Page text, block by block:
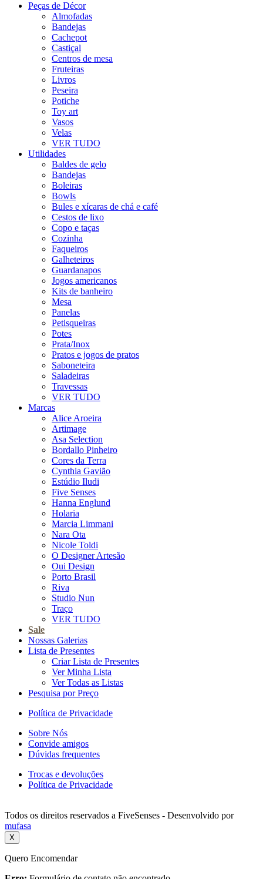
Peças de Décor
Almofadas
Bandejas
Cachepot
Castiçal
Centros de mesa
Fruteiras
Livros
Peseira
Potiche
Toy art
Vasos
Velas
VER TUDO
Utilidades
Baldes de gelo
Bandejas
Boleiras
Bowls
Bules e xícaras de chá e café
Cestos de lixo
Copo e taças
Cozinha
Faqueiros
Galheteiros
Guardanapos
Jogos americanos
Kits de banheiro
Mesa
Panelas
Petisqueiras
Potes
Prata/Inox
Pratos e jogos de pratos
Saboneteira
Saladeiras
Travessas
VER TUDO
Marcas
Alice Aroeira
Artimage
Asa Selection
Bordallo Pinheiro
Cores da Terra
Cynthia Gavião
Estúdio Iludi
Five Senses
Hanna Englund
Holaria
Marcia Limmani
Nara Ota
Nicole Toldi
O Designer Artesão
Oui Design
Porto Brasil
Riva
Studio Nun
Traço
VER TUDO
Sale
Nossas Galerias
Lista de Presentes
Criar Lista de Presentes
Ver Minha Lista
Ver Todas as Listas
Pesquisa por Preço
Política de Privacidade
Sobre Nós
Convide amigos
Dúvidas frequentes
Trocas e devoluções
Política de Privacidade
Todos os direitos reservados a FiveSenses - Desenvolvido por
mufasa
X
Quero Encomendar